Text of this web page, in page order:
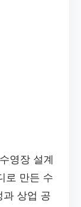
영장 설계
로 만든 수
과 상업 공